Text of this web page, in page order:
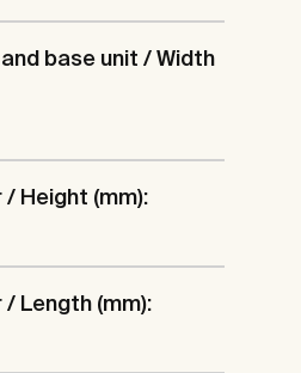
base unit / Width
Height (mm):
Length (mm):